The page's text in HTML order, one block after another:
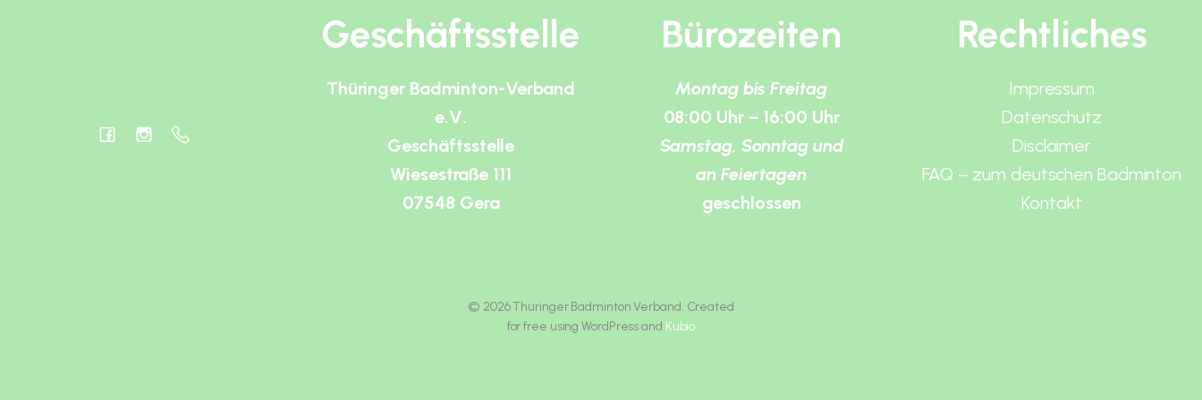
Geschäftsstelle
Thüringer Badminton-Verband
e.V.
Geschäftsstelle
Wiesestraße 111
07548 Gera
Bürozeiten
Montag bis Freitag
08:00 Uhr – 16:00 Uhr
Samstag, Sonntag und
an Feiertagen
geschlossen
Rechtliches
Impressum
Datenschutz
Disclaimer
FAQ – zum deutschen Badminton
Kontakt
© 2026 Thüringer Badminton Verband. Created
for free using WordPress and Kubio